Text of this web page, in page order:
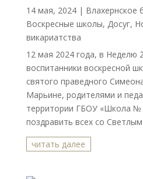
14 мая, 2024| Влахернское
Воскресные школы, Досуг,
викариатства
12 мая 2024 года, в Неделю
воспитанники воскресной
святого праведного
Марьине, родителями и
территории ГБОУ «Школа
поздравить всех со
читать далее